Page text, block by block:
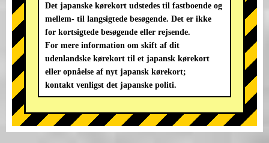
Det japanske kørekort udstedes til fastboende og
mellem- til langsigtede besøgende. Det er ikke
for kortsigtede besøgende eller rejsende.
For mere information om skift af dit
udenlandske kørekort til et japansk kørekort
eller opnåelse af nyt japansk kørekort;
kontakt venligst det japanske politi.